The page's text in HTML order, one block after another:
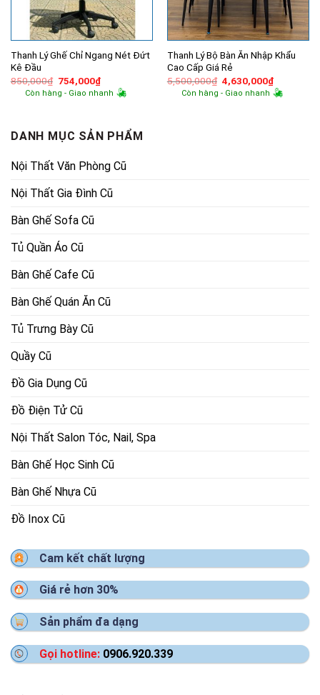
Thanh Lý Ghế Chỉ Ngang Nét Đứt
Kê Đầu
850,000₫ Giá
gốc
là:
754,000₫Giá
hiện
tại
Còn hàng - Giao nhanh
Thanh Lý Bộ Bàn Ăn Nhập Khẩu
Cao Cấp Giá Rẻ
5,500,000₫ Giá
gốc
là:
4,630,000₫Giá
hiện
tại
Còn hàng - Giao nhanh
DANH MỤC SẢN PHẨM
Nội Thất Văn Phòng Cũ
Nội Thất Gia Đình Cũ
Bàn Ghế Sofa Cũ
Tủ Quần Áo Cũ
Bàn Ghế Cafe Cũ
Bàn Ghế Quán Ăn Cũ
Tủ Trưng Bày Cũ
Quầy Cũ
Đồ Gia Dụng Cũ
Đồ Điện Tử Cũ
Nội Thất Salon Tóc, Nail, Spa
Bàn Ghế Học Sinh Cũ
Bàn Ghế Nhựa Cũ
Đồ Inox Cũ
Cam kết chất lượng
Giá rẻ hơn 30%
Sản phẩm đa dạng
Gọi hotline: 0906.920.339